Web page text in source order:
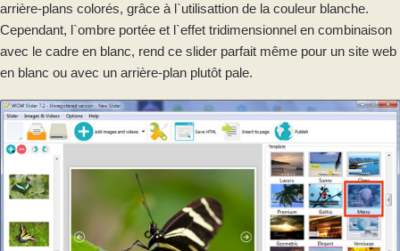
arrière-plans colorés, grâce à l`utilisattion de la couleur blanche.
Cependant, l`ombre portée et l`effet tridimensionnel en combinaison
avec le cadre en blanc, rend ce slider parfait même pour un site web
en blanc ou avec un arrière-plan plutôt pale.